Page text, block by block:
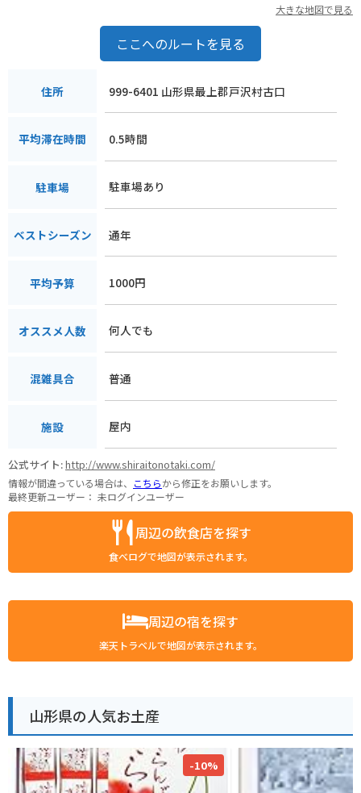
大きな地図で見る
ここへのルートを見る
住所 999-6401 山形県最上郡戸沢村古口
平均滞在時間 0.5時間
駐車場 駐車場あり
ベストシーズン 通年
平均予算 1000円
オススメ人数 何人でも
混雑具合 普通
施設 屋内
公式サイト:http://www.shiraitonotaki.com/
情報が間違っている場合は、 こちらから修正をお願いします。
最終更新ユーザー： 未ログインユーザー
周辺の飲食店を探す
食べログで地図が表示されます。
周辺の宿を探す
楽天トラベルで地図が表示されます。
山形県の人気お土産
-10%